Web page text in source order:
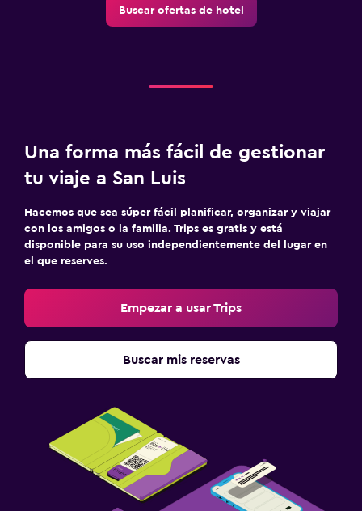
Buscar ofertas de hotel
Una forma más fácil de gestionar
tu viaje a San Luis
Hacemos que sea súper fácil planificar, organizar y viajar
con los amigos o la familia. Trips es gratis y está
disponible para su uso independientemente del lugar en
el que reserves.
Empezar a usar Trips
Buscar mis reservas